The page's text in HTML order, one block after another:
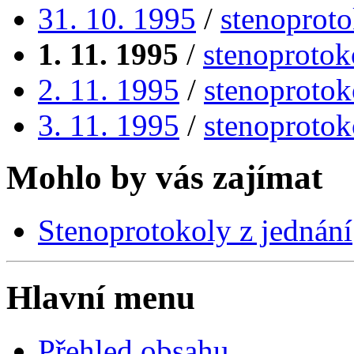
31. 10. 1995 /
1. 11. 1995 /
2. 11. 1995 /
3. 11. 1995 /
Mohlo by vás zajímat
Stenoprotokoly z jednání
Hlavní menu